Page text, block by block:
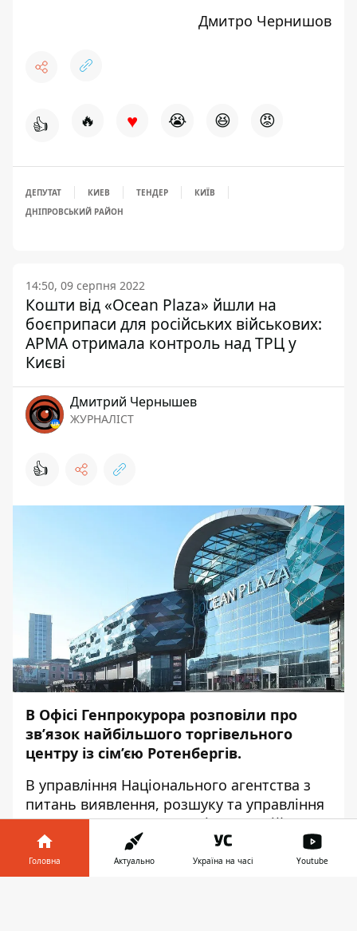
Дмитро Чернишов
👍 🔥 ♥ 😭 😆 😡
ДЕПУТАТ КИЕВ ТЕНДЕР
КИЇВ
ДНІПРОВСЬКИЙ РАЙОН
14:50, 09 серпня 2022
Кошти від «Ocean Plaza» йшли на
боєприпаси для російських військових:
АРМА отримала контроль над ТРЦ у
Києві
Дмитрий Чернышев
ЖУРНАЛІСТ
👍
В Офісі Генпрокурора розповіли про
зв’язок найбільшого торгівельного
центру із сім’єю Ротенбергів.
В управління Національного агентства з
питань виявлення, розшуку та управління
активами, одержаними від корупційних та
інших злочині (АРМА) передані
корпоративні права на ТРЦ «Ocean Plaza»
в Києві. Про це
Головна Актуально Україна на часі Youtube